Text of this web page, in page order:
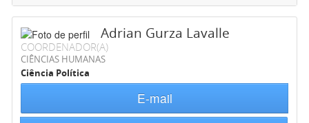
Adrian Gurza Lavalle
COORDENADOR(A)
CIÊNCIAS HUMANAS
Ciência Política
E-mail